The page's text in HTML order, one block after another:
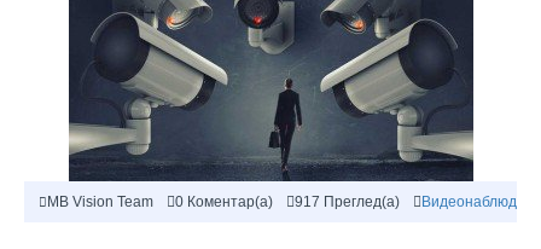
MB Vision Team 0 Коментар(а) 917 Преглед(а)